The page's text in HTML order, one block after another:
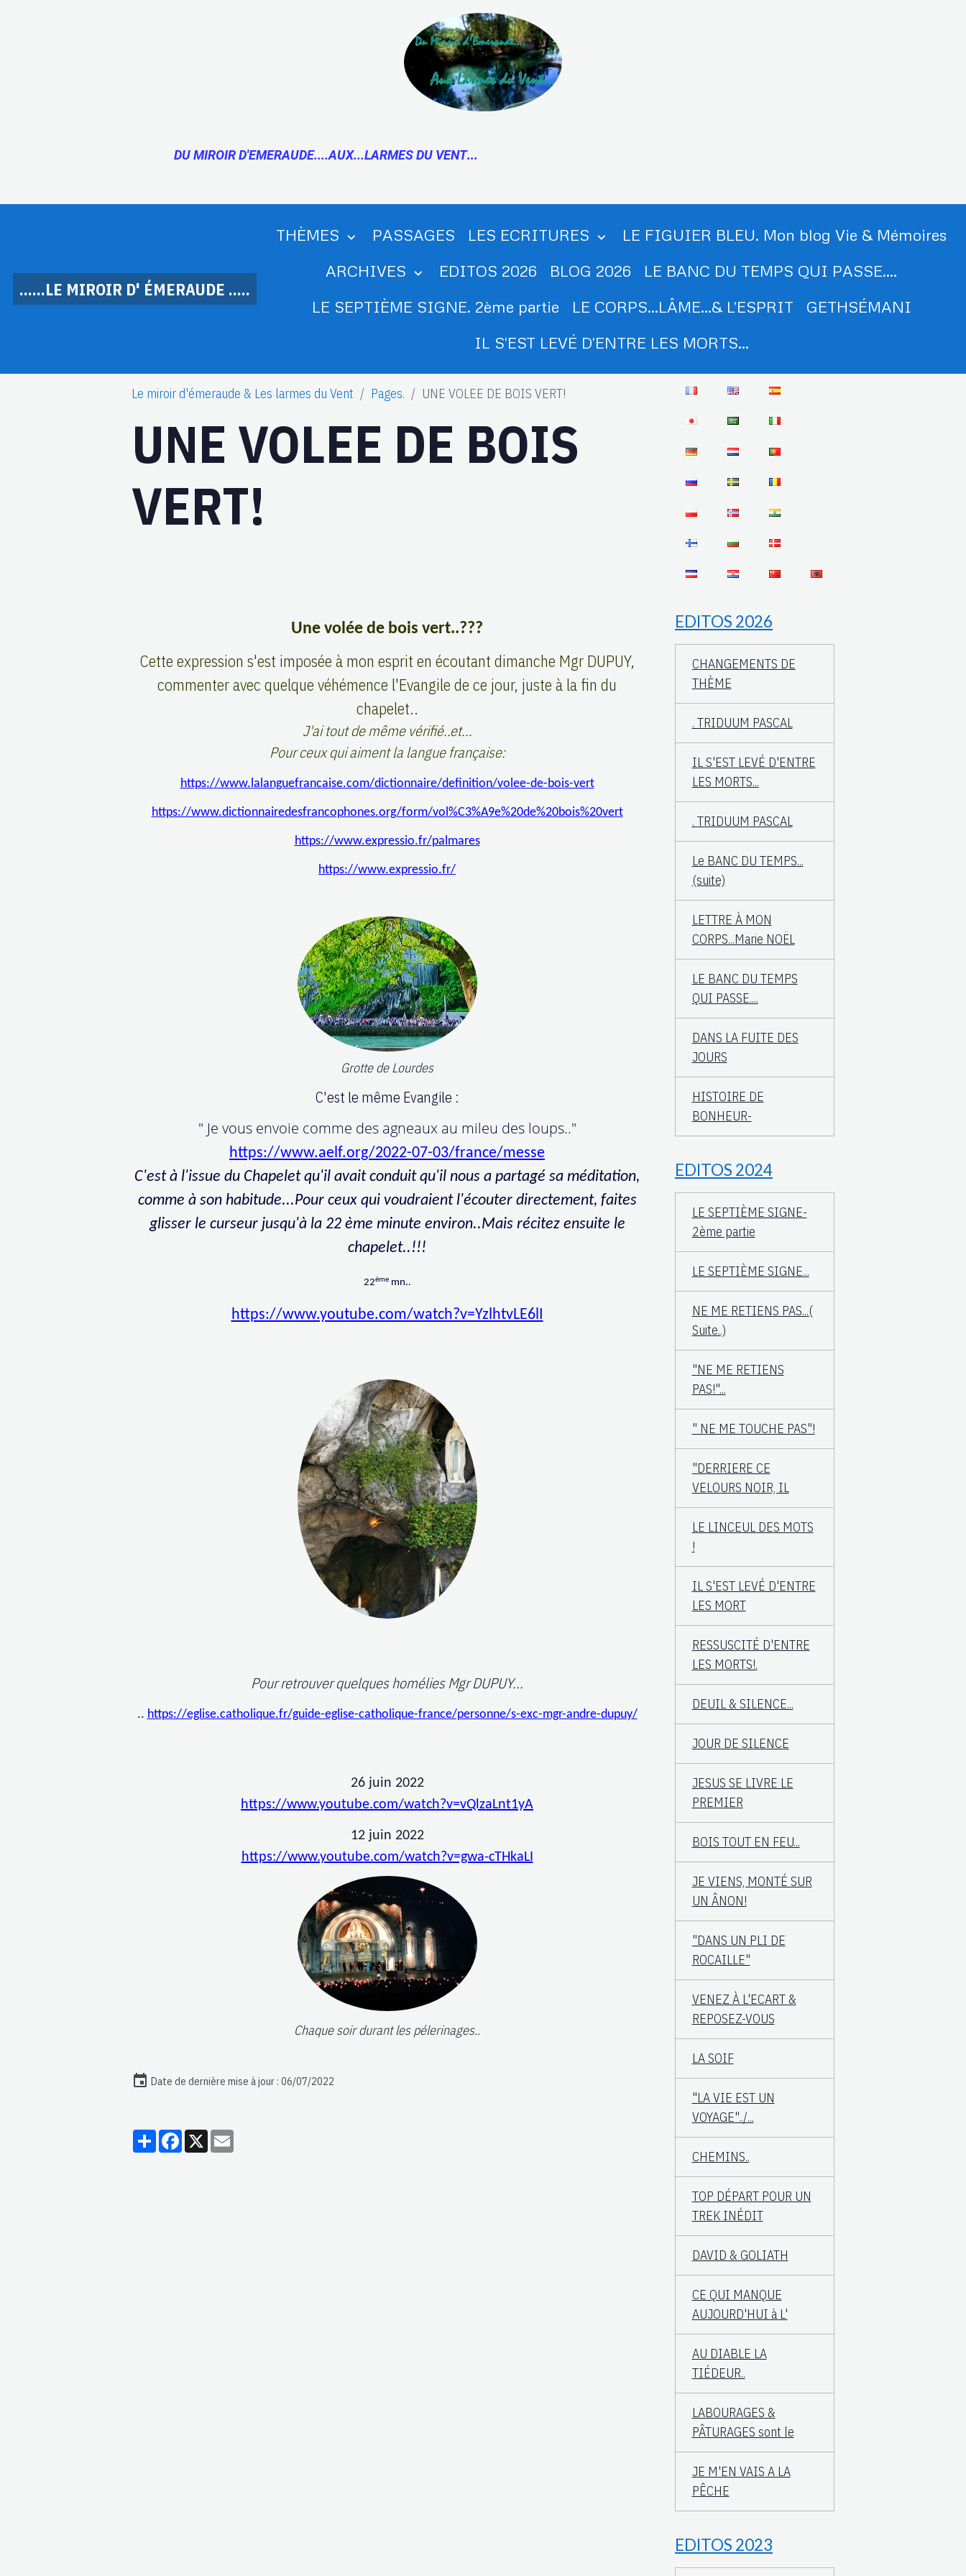
DU MIROIR D'EMERAUDE....AUX...LARMES DU VENT...
......LE MIROIR D' ÉMERAUDE .....
THÈMES PASSAGES LES ECRITURES
LE FIGUIER BLEU. Mon blog Vie & Mémoires
ARCHIVES
EDITOS 2026 BLOG 2026
LE BANC DU TEMPS QUI PASSE....
LE SEPTIÈME SIGNE. 2ème partie
LE CORPS...LÂME...& L'ESPRIT
GETHSÉMANI
IL S'EST LEVÉ D'ENTRE LES MORTS...
Le miroir d'émeraude & Les larmes du Vent Pages. UNE VOLEE DE BOIS VERT!
UNE VOLEE DE BOIS
VERT!
Une volée de bois vert..???
Cette expression s'est imposée à mon esprit en écoutant dimanche Mgr DUPUY,
commenter avec quelque véhémence l'Evangile de ce jour, juste à la fin du
chapelet..
J'ai tout de même vérifié..et...
Pour ceux qui aiment la langue française:
https://www.lalanguefrancaise.com/dictionnaire/definition/volee-de-bois-vert
https://www.dictionnairedesfrancophones.org/form/vol%C3%A9e%20de%20bois%20vert
https://www.expressio.fr/palmares
https://www.expressio.fr/
Grotte de Lourdes
C'est le même Evangile :
" Je vous envoie comme des agneaux au mileu des loups.."
https://www.aelf.org/2022-07-03/france/messe
C'est à l'issue du Chapelet qu'il avait conduit qu'il nous a partagé sa méditation,
comme à son habitude...Pour ceux qui voudraient l'écouter directement, faites
glisser le curseur jusqu'à la 22 ème minute environ..Mais récitez ensuite le
chapelet..!!!
22èmemn..
https://www.youtube.com/watch?v=YzlhtvLE6lI
Pour retrouver quelques homélies Mgr DUPUY...
.. https://eglise.catholique.fr/guide-eglise-catholique-france/personne/s-exc-mgr-andre-dupuy/
26 juin 2022
https://www.youtube.com/watch?v=vQlzaLnt1yA
12 juin 2022
https://www.youtube.com/watch?v=gwa-cTHkaLI
Chaque soir durant les pélerinages..
Date de dernière mise à jour : 06/07/2022
PartagerFacebook
X
EDITOS 2026
CHANGEMENTS DE
THÈME
. TRIDUUM PASCAL
IL S'EST LEVÉ D'ENTRE
LES MORTS...
. TRIDUUM PASCAL
Le BANC DU TEMPS...
(suite)
LETTRE À MON
CORPS...Marie NOËL
LE BANC DU TEMPS
QUI PASSE....
DANS LA FUITE DES
JOURS
HISTOIRE DE
BONHEUR-
EDITOS 2024
LE SEPTIÈME SIGNE-
2ème partie
LE SEPTIÈME SIGNE...
NE ME RETIENS PAS...(
Suite..)
"NE ME RETIENS
PAS!"...
" NE ME TOUCHE PAS"!
"DERRIERE CE
VELOURS NOIR, IL
LE LINCEUL DES MOTS
!
IL S'EST LEVÉ D'ENTRE
LES MORT
RESSUSCITÉ D'ENTRE
LES MORTS!.
DEUIL & SILENCE...
JOUR DE SILENCE
JESUS SE LIVRE LE
PREMIER
BOIS TOUT EN FEU...
JE VIENS, MONTÉ SUR
UN ÂNON!
"DANS UN PLI DE
ROCAILLE"
VENEZ À L'ECART &
REPOSEZ-VOUS
LA SOIF
"LA VIE EST UN
VOYAGE"../...
CHEMINS..
TOP DÉPART POUR UN
TREK INÉDIT
DAVID & GOLIATH
CE QUI MANQUE
AUJOURD'HUI à L'
AU DIABLE LA
TIÉDEUR..
LABOURAGES &
PÂTURAGES sont le
JE M'EN VAIS A LA
PÊCHE
EDITOS 2023